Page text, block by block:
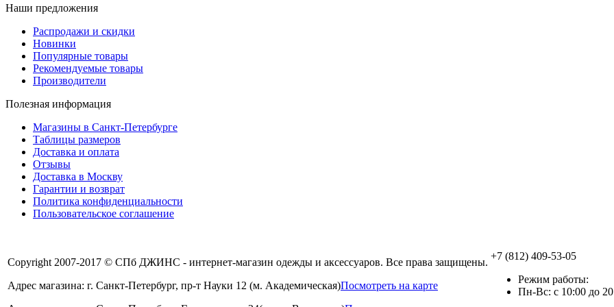
Наши предложения
Распродажи и скидки
Новинки
Популярные товары
Рекомендуемые товары
Производители
Полезная информация
Магазины в Санкт-Петербурге
Таблицы размеров
Доставка и оплата
Отзывы
Доставка в Москву
Гарантии и возврат
Политика конфиденциальности
Пользовательское соглашение
Copyright 2007-2017 © СПб ДЖИНС - интернет-магазин одежды и аксессуаров. Все права защищены.
Адрес магазина: г. Санкт-Петербург, пр-т Науки 12 (м. Академическая)Посмотреть на карте
+7 (812) 409-53-05
Режим работы:
Пн-Вс: с 10:00 до